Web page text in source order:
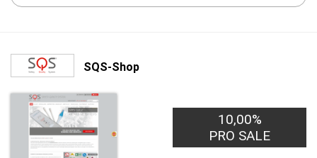
SQS-Shop
10,00%
PRO SALE